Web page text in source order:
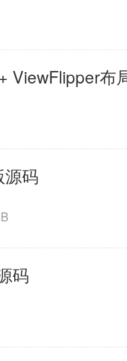
ViewFlipper布
码
码